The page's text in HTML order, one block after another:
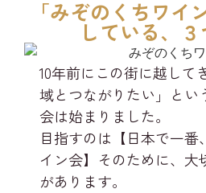
「みぞのくちワイ
している、
10年前にこの街に越して
域とつながりたい」とい
会は始まりました。
目指すのは【日本で一番
イン会】そのために、大
があります。